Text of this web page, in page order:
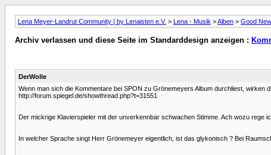
Lena Meyer-Landrut Community | by Lenaisten e.V. > Lena - Musik >Alben > Good
Archiv verlassen und diese Seite im Standarddesign anzeigen :
DerWolle
Wenn man sich die Kommentare bei SPON zu Grönemeyers Album durchliest, wirken
http://forum.spiegel.de/showthread.php?t=31551
Der mickrige Klavierspieler mit der unverkennbar schwachen Stimme. Ach wozu rege
In welcher Sprache singt Herr Grönemeyer eigentlich, ist das glykonisch ? Bei